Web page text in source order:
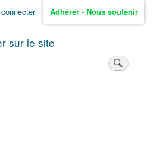
Adhérer - Nous soutenir
sur le site